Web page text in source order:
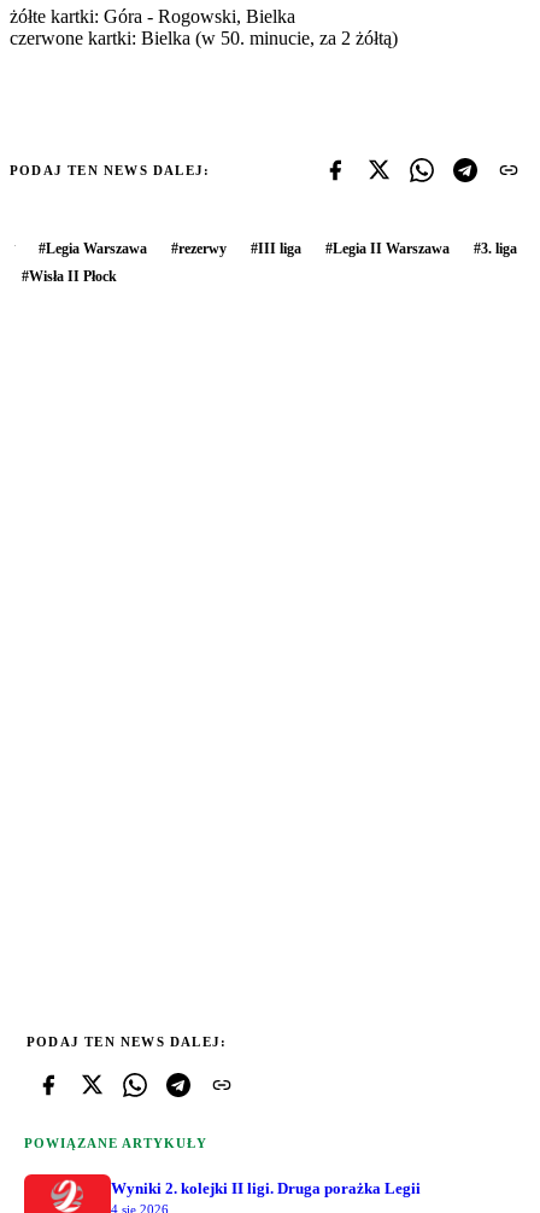
żółte kartki: Góra - Rogowski, Bielka
czerwone kartki: Bielka (w 50. minucie, za 2 żółtą)
PODAJ TEN NEWS DALEJ:
#Legia Warszawa #rezerwy #III liga #Legia II Warszawa #3. liga
#Wisła II Płock
PODAJ TEN NEWS DALEJ:
POWIĄZANE ARTYKUŁY
Wyniki 2. kolejki II ligi. Druga porażka Legii
4 sie 2026